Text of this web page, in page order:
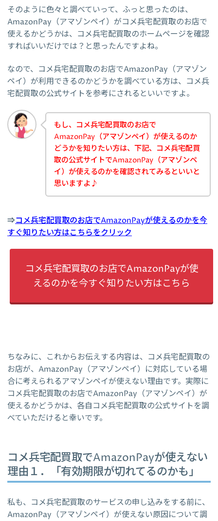
そのように色々と調べていって、ふっと思ったのは、
AmazonPay（アマゾンペイ）がコメ兵宅配買取のお店で
使えるかどうかは、コメ兵宅配買取のホームページを確認
すればいいだけでは？と思ったんですよね。
なので、コメ兵宅配買取のお店でAmazonPay（アマゾン
ペイ）が利用できるのかどうかを調べている方は、コメ兵
宅配買取の公式サイトを参考にされるといいですよ。
もし、コメ兵宅配買取のお店で
AmazonPay（アマゾンペイ）が使えるのか
どうかを知りたい方は、下記、コメ兵宅配買
取の公式サイトでAmazonPay（アマゾンペ
イ）が使えるのかを確認されてみるといいと
思いますよ♪
⇒コメ兵宅配買取のお店でAmazonPayが使えるのかを今
すぐ知りたい方はこちらをクリック
コメ兵宅配買取のお店でAmazonPayが使
えるのかを今すぐ知りたい方はこちら
ちなみに、これからお伝えする内容は、コメ兵宅配買取の
お店が、AmazonPay（アマゾンペイ）に対応している場
合に考えられるアマゾンペイが使えない理由です。実際に
コメ兵宅配買取のお店でAmazonPay（アマゾンペイ）が
使えるかどうかは、各自コメ兵宅配買取の公式サイトを調
べていただけると幸いです。
コメ兵宅配買取でAmazonPayが使えない
理由１．「有効期限が切れてるのかも」
私も、コメ兵宅配買取のサービスの申し込みをする前に、
AmazonPay（アマゾンペイ）が使えない原因について調